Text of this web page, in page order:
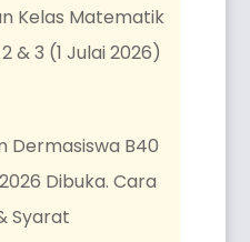
Kelas Matematik
& 3 (1 Julai 2026)
Dermasiswa B40
Dibuka. Cara
Syarat